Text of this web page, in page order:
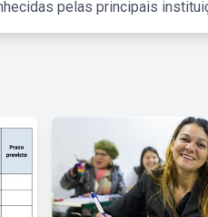
pelas principais